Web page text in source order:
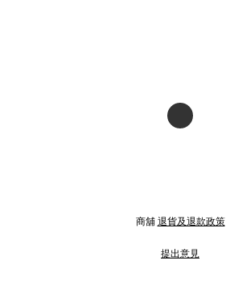
商舖 退貨及退款政策
提出意見